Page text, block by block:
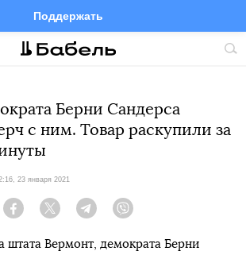
Поддержать
FacebookTelegramTwitter
Берни Сандерса
с ним. Товар раскупили за
23 января 2021
Facebook Twitter Telegram
штата Вермонт, демократа Берни